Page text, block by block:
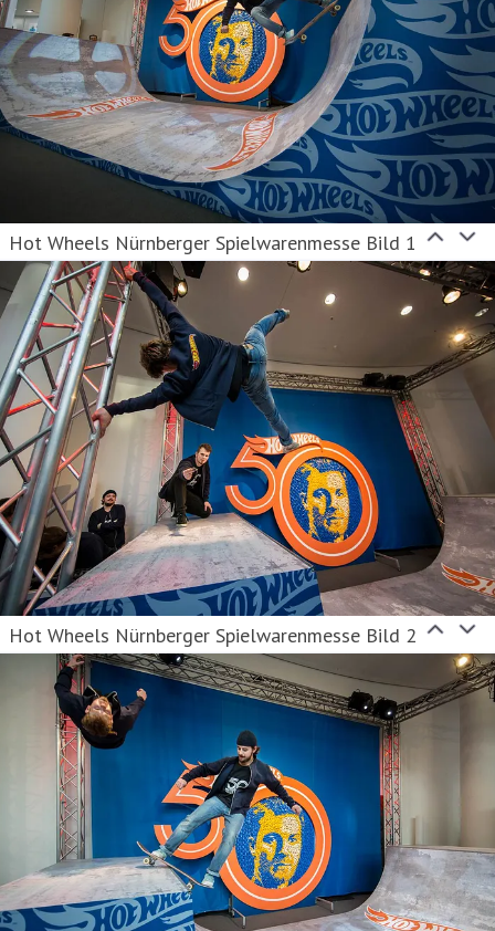
Hot Wheels Nürnberger Spielwarenmesse Bild 1
Hot Wheels Nürnberger Spielwarenmesse Bild 2